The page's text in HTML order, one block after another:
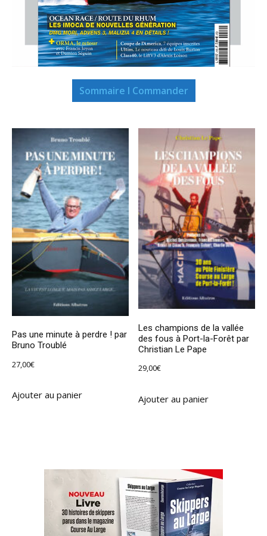
Sommaire I Commander
Pas une minute à perdre ! par
Bruno Troublé
27,00€
Ajouter au panier
Les champions de la vallée
des fous à Port-la-Forêt par
Christian Le Pape
29,00€
Ajouter au panier